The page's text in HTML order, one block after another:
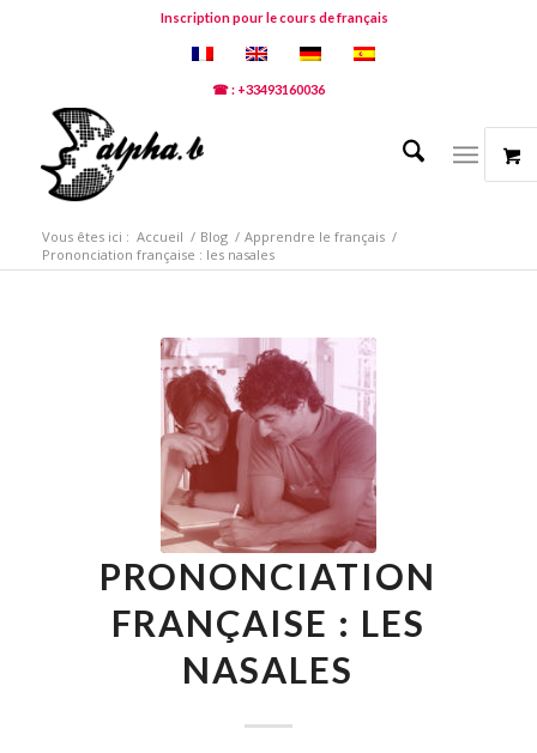
Inscription pour le cours de français
☎ : +33493160036
Vous êtes ici : Accueil / Blog / Apprendre le français /
Prononciation française : les nasales
PRONONCIATION
FRANÇAISE : LES
NASALES